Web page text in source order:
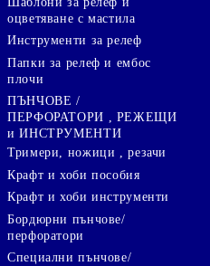
оцветяване с мастила
Инструменти за релеф
Папки за релеф и ембос
плочи
ПЪНЧОВЕ /
ПЕРФОРАТОРИ , РЕЖЕЩИ
и ИНСТРУМЕНТИ
Тримери, ножици , резачи
Крафт и хоби пособия
Крафт и хоби инструменти
Бордюрни пънчове/
перфоратори
Специални пънчове/